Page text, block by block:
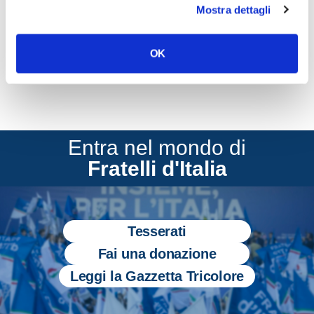
Mostra dettagli
OK
Entra nel mondo di
Fratelli d'Italia
Tesserati
Fai una donazione
Leggi la Gazzetta Tricolore